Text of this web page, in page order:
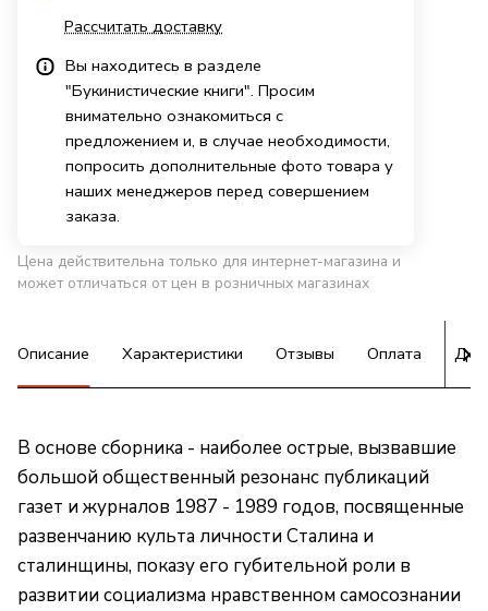
Рассчитать доставку
Вы находитесь в разделе
"Букинистические книги". Просим
внимательно ознакомиться с
предложением и, в случае необходимости,
попросить дополнительные фото товара у
наших менеджеров перед совершением
заказа.
Цена действительна только для интернет-магазина и
может отличаться от цен в розничных магазинах
Описание Характеристики Отзывы Оплата
В основе сборника - наиболее острые, вызвавшие
большой общественный резонанс публикаций
газет и журналов 1987 - 1989 годов, посвященные
развенчанию культа личности Сталина и
сталинщины, показу его губительной роли в
развитии социализма нравственном самосознании